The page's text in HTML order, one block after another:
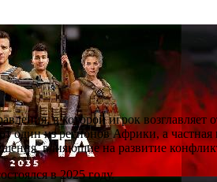
в которой игрок
из регионов Африки, а частная
влияющие на развитие
в 2025 году.